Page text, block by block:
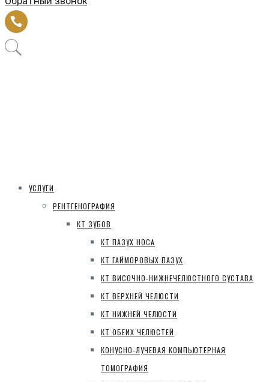
УСЛУГИ
РЕНТГЕНОГРАФИЯ
КТ ЗУБОВ
КТ ПАЗУХ НОСА
КТ ГАЙМОРОВЫХ ПАЗУХ
КТ ВИСОЧНО-НИЖНЕЧЕЛЮСТНОГО СУСТАВА
КТ ВЕРХНЕЙ ЧЕЛЮСТИ
КТ НИЖНЕЙ ЧЕЛЮСТИ
КТ ОБЕИХ ЧЕЛЮСТЕЙ
КОНУСНО-ЛУЧЕВАЯ КОМПЬЮТЕРНАЯ
ТОМОГРАФИЯ